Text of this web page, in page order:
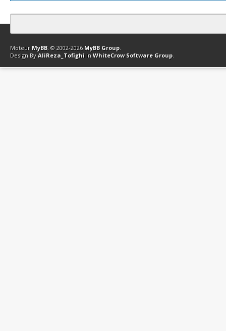
Contact Club Affiliation Retourner en haut Version bas-débit
Moteur MyBB, © 2002-2026 MyBB Group.
Design By AliReza_Tofighi In WhiteCrow Software Group.